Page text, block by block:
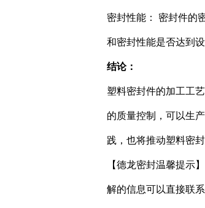
密封性能： 密封件的
和密封性能是否达到设
结论：
塑料密封件的加工工
的质量控制，可以生
践，也将推动塑料密
【德龙密封温馨提示
解的信息可以直接联